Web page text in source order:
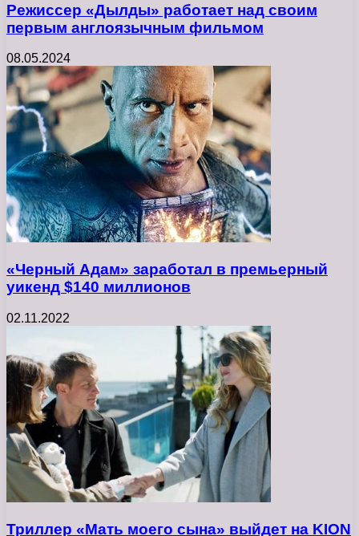
Режиссер «Дылды» работает над своим
первым англоязычным фильмом
08.05.2024
«Черный Адам» заработал в премьерный
уикенд $140 миллионов
02.11.2022
Триллер «Мать моего сына» выйдет на KION